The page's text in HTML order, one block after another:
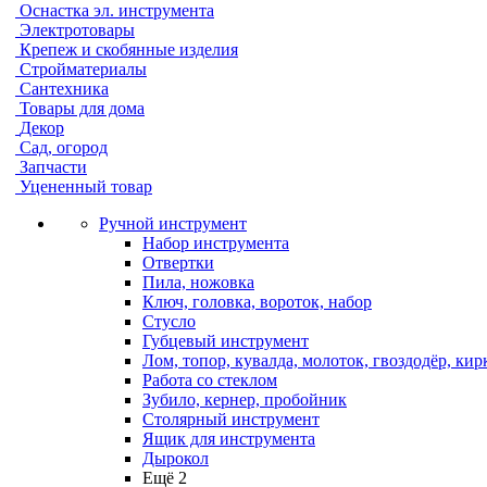
Оснастка эл. инструмента
Электротовары
Крепеж и скобянные изделия
Стройматериалы
Сантехника
Товары для дома
Декор
Сад, огород
Запчасти
Уцененный товар
Ручной инструмент
Набор инструмента
Отвертки
Пила, ножовка
Ключ, головка, вороток, набор
Стусло
Губцевый инструмент
Лом, топор, кувалда, молоток, гвоздодёр,
Работа со стеклом
Зубило, кернер, пробойник
Столярный инструмент
Ящик для инструмента
Дырокол
Ещё 2